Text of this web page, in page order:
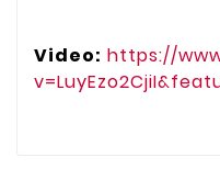
Video: https://